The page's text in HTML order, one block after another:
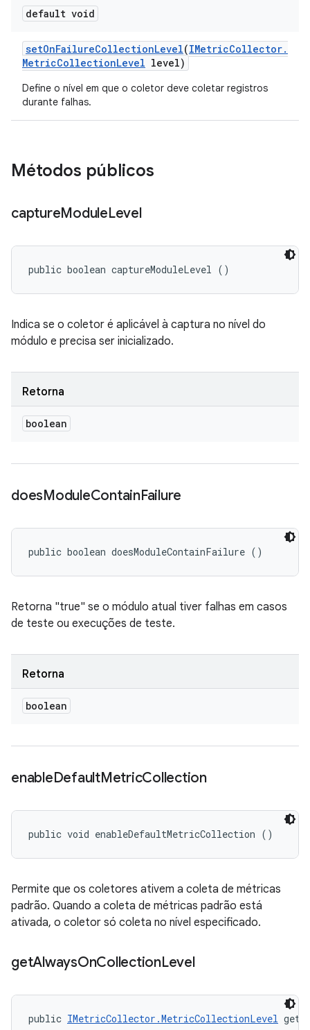
default void
setOnFailureCollectionLevel(IMetricCollector.
MetricCollectionLevel level)
Define o nível em que o coletor deve coletar registros
durante falhas.
Métodos públicos
captureModuleLevel
public boolean captureModuleLevel ()
Indica se o coletor é aplicável à captura no nível do
módulo e precisa ser inicializado.
Retorna
boolean
doesModuleContainFailure
public boolean doesModuleContainFailure ()
Retorna "true" se o módulo atual tiver falhas em casos
de teste ou execuções de teste.
Retorna
boolean
enableDefaultMetricCollection
public void enableDefaultMetricCollection ()
Permite que os coletores ativem a coleta de métricas
padrão. Quando a coleta de métricas padrão está
ativada, o coletor só coleta no nível especificado.
getAlwaysOnCollectionLevel
public IMetricCollector.MetricCollectionLevel